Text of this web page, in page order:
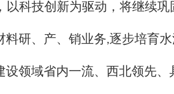
科技创新为驱动，将继续
料研、产、销业务,逐步培育
领域省内一流、西北领先、